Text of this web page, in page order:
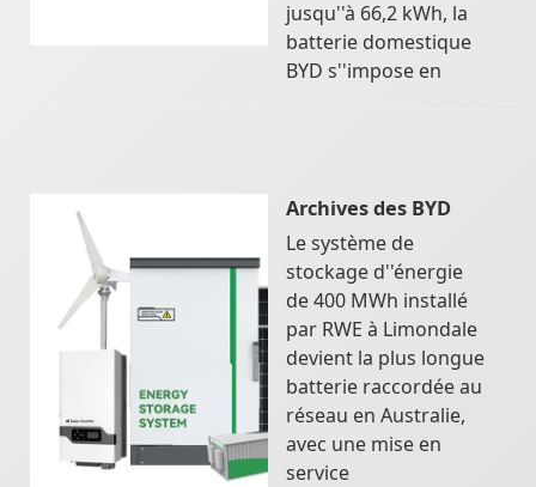
jusqu''à 66,2 kWh, la
batterie domestique
BYD s''impose en
Archives des BYD
Le système de
stockage d''énergie
de 400 MWh installé
par RWE à Limondale
devient la plus longue
batterie raccordée au
réseau en Australie,
avec une mise en
service